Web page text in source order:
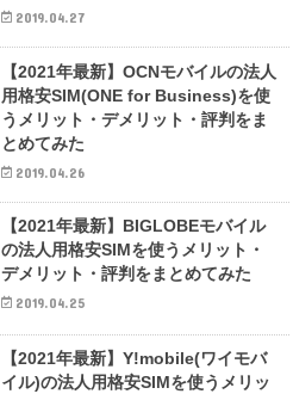
2019.04.27
【2021年最新】OCNモバイルの法人
用格安SIM(ONE for Business)を使
うメリット・デメリット・評判をま
とめてみた
2019.04.26
【2021年最新】BIGLOBEモバイル
の法人用格安SIMを使うメリット・
デメリット・評判をまとめてみた
2019.04.25
【2021年最新】Y!mobile(ワイモバ
イル)の法人用格安SIMを使うメリッ